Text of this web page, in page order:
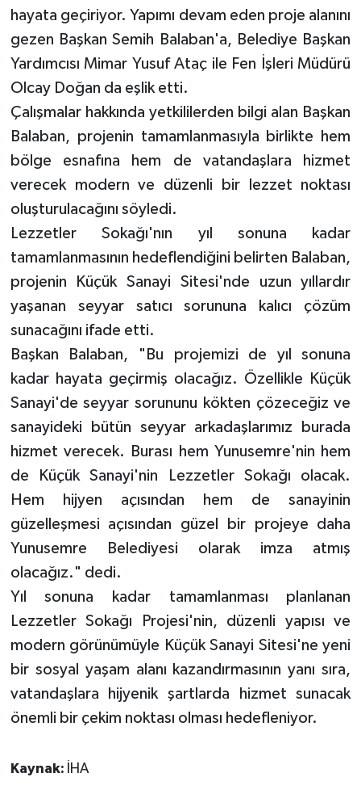
hayata geçiriyor. Yapımı devam eden proje alanını
gezen Başkan Semih Balaban'a, Belediye Başkan
Yardımcısı Mimar Yusuf Ataç ile Fen İşleri Müdürü
Olcay Doğan da eşlik etti.
Çalışmalar hakkında yetkililerden bilgi alan Başkan
Balaban, projenin tamamlanmasıyla birlikte hem
bölge esnafına hem de vatandaşlara hizmet
verecek modern ve düzenli bir lezzet noktası
oluşturulacağını söyledi.
Lezzetler Sokağı'nın yıl sonuna kadar
tamamlanmasının hedeflendiğini belirten Balaban,
projenin Küçük Sanayi Sitesi'nde uzun yıllardır
yaşanan seyyar satıcı sorununa kalıcı çözüm
sunacağını ifade etti.
Başkan Balaban, "Bu projemizi de yıl sonuna
kadar hayata geçirmiş olacağız. Özellikle Küçük
Sanayi'de seyyar sorununu kökten çözeceğiz ve
sanayideki bütün seyyar arkadaşlarımız burada
hizmet verecek. Burası hem Yunusemre'nin hem
de Küçük Sanayi'nin Lezzetler Sokağı olacak.
Hem hijyen açısından hem de sanayinin
güzelleşmesi açısından güzel bir projeye daha
Yunusemre Belediyesi olarak imza atmış
olacağız." dedi.
Yıl sonuna kadar tamamlanması planlanan
Lezzetler Sokağı Projesi'nin, düzenli yapısı ve
modern görünümüyle Küçük Sanayi Sitesi'ne yeni
bir sosyal yaşam alanı kazandırmasının yanı sıra,
vatandaşlara hijyenik şartlarda hizmet sunacak
önemli bir çekim noktası olması hedefleniyor.
Kaynak: İHA